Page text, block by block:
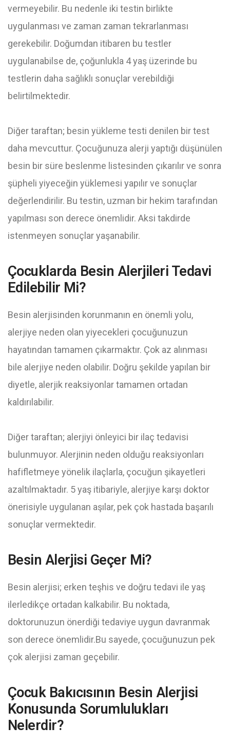
vermeyebilir. Bu nedenle iki testin birlikte
uygulanması ve zaman zaman tekrarlanması
gerekebilir. Doğumdan itibaren bu testler
uygulanabilse de, çoğunlukla 4 yaş üzerinde bu
testlerin daha sağlıklı sonuçlar verebildiği
belirtilmektedir.
Diğer taraftan; besin yükleme testi denilen bir test
daha mevcuttur. Çocuğunuza alerji yaptığı düşünülen
besin bir süre beslenme listesinden çıkarılır ve sonra
şüpheli yiyeceğin yüklemesi yapılır ve sonuçlar
değerlendirilir. Bu testin, uzman bir hekim tarafından
yapılması son derece önemlidir. Aksi takdirde
istenmeyen sonuçlar yaşanabilir.
Çocuklarda Besin Alerjileri Tedavi
Edilebilir Mi?
Besin alerjisinden korunmanın en önemli yolu,
alerjiye neden olan yiyecekleri çocuğunuzun
hayatından tamamen çıkarmaktır. Çok az alınması
bile alerjiye neden olabilir. Doğru şekilde yapılan bir
diyetle, alerjik reaksiyonlar tamamen ortadan
kaldırılabilir.
Diğer taraftan; alerjiyi önleyici bir ilaç tedavisi
bulunmuyor. Alerjinin neden olduğu reaksiyonları
hafifletmeye yönelik ilaçlarla, çocuğun şikayetleri
azaltılmaktadır. 5 yaş itibariyle, alerjiye karşı doktor
önerisiyle uygulanan aşılar, pek çok hastada başarılı
sonuçlar vermektedir.
Besin Alerjisi Geçer Mi?
Besin alerjisi; erken teşhis ve doğru tedavi ile yaş
ilerledikçe ortadan kalkabilir. Bu noktada,
doktorunuzun önerdiği tedaviye uygun davranmak
son derece önemlidir.Bu sayede, çocuğunuzun pek
çok alerjisi zaman geçebilir.
Çocuk Bakıcısının Besin Alerjisi
Konusunda Sorumlulukları
Nelerdir?